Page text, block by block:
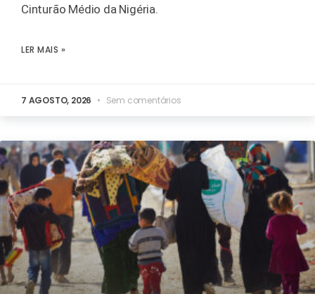
Cinturão Médio da Nigéria.
LER MAIS »
7 AGOSTO, 2026 Sem comentários